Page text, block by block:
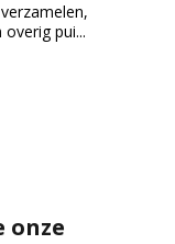
pui...
onze